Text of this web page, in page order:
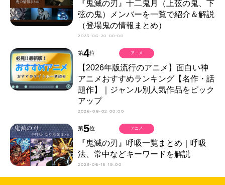
『鬼滅の刃』十二鬼月（上弦の鬼、下
弦の鬼）メンバーを一覧で紹介＆解説
（登場鬼の情報まとめ）
2023-06-20 00:00
第4位
【2026年版流行のアニメ】面白い神
アニメおすすめランキング【名作・話
題作】｜ジャンル別人気作品をピック
アップ
2026-08-02 00:00
アニメ
第5位
『鬼滅の刃』呼吸一覧まとめ｜呼吸
法、常中などキーワードを解説
2023-06-15 19:00
アニメ